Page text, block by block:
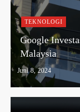
TEKNOLOGI
Google
Malaysia